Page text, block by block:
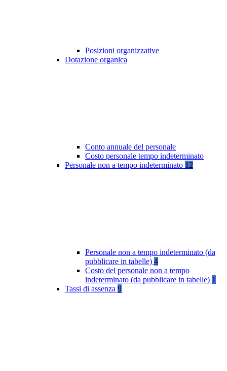
Posizioni organizzative
Dotazione organica
Conto annuale del personale
Costo personale tempo indeterminato
Personale non a tempo indeterminato 12
Personale non a tempo indeterminato (da
pubblicare in tabelle) 4
Costo del personale non a tempo
indeterminato (da pubblicare in tabelle) 1
Tassi di assenza 9